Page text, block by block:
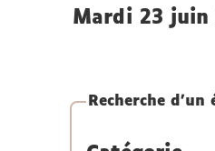
mardi 23
Recherche d'un